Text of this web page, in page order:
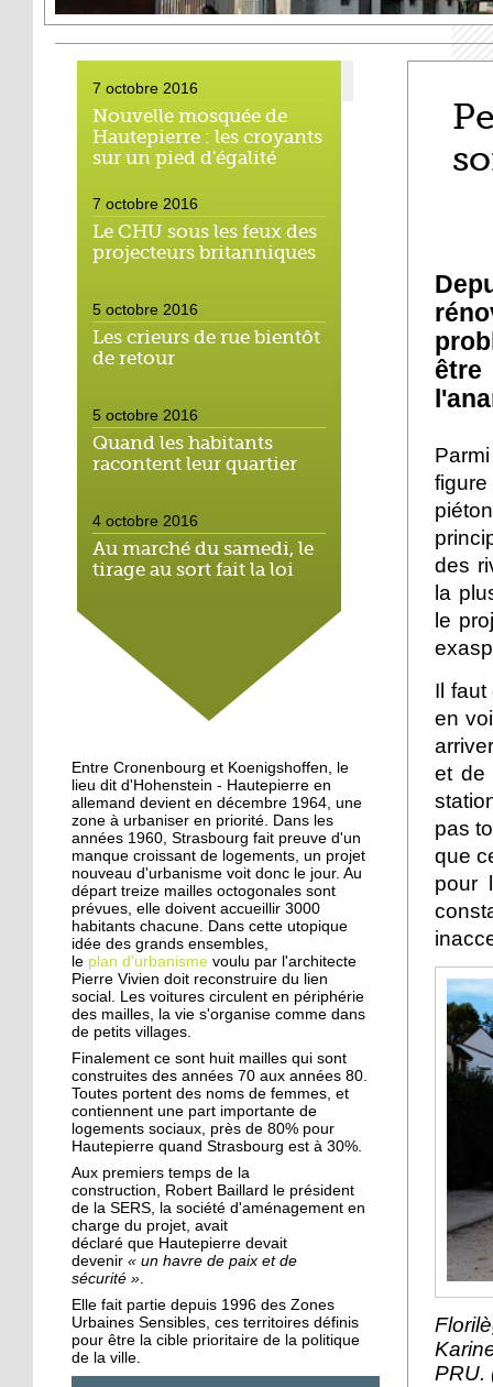
7 octobre 2016
Nouvelle mosquée de
Hautepierre : les croyants
sur un pied d'égalité
7 octobre 2016
Le CHU sous les feux des
projecteurs britanniques
5 octobre 2016
Les crieurs de rue bientôt
de retour
5 octobre 2016
Quand les habitants
racontent leur quartier
4 octobre 2016
Au marché du samedi, le
tirage au sort fait la loi
4 octobre 2016
Hautepierre: paysage
sonore
Hautepierre au cœur d'un
jeu vidéo
29 septembre 2016
Les jeunes de Hautepierre
au micro de Radio caddie
25 septembre 2015
La rentrée virevoletante
des Migrateurs
25 septembre 2015
L'utopie en sons
24 septembre 2015
La pépinière fait germer
les talents de
Hautepierre... et d'ailleurs
24 septembre 2015
Horizome s'enracine
doucement dans le
quartier
Entre Cronenbourg et Koenigshoffen, le
lieu dit d'Hohenstein - Hautepierre en
allemand devient en décembre 1964, une
zone à urbaniser en priorité. Dans les
années 1960, Strasbourg fait preuve d'un
manque croissant de logements, un projet
nouveau d'urbanisme voit donc le jour. Au
départ treize mailles octogonales sont
prévues, elle doivent accueillir 3000
habitants chacune. Dans cette utopique
idée des grands ensembles,
le plan d'urbanisme voulu par l'architecte
Pierre Vivien doit reconstruire du lien
social. Les voitures circulent en périphérie
des mailles, la vie s'organise comme dans
de petits villages.
Finalement ce sont huit mailles qui sont
construites des années 70 aux années 80.
Toutes portent des noms de femmes, et
contiennent une part importante de
logements sociaux, près de 80% pour
Hautepierre quand Strasbourg est à 30%.
Aux premiers temps de la
construction, Robert Baillard le président
de la SERS, la société d'aménagement en
charge du projet, avait
déclaré que Hautepierre devait
devenir « un havre de paix et de
sécurité »
Elle fait partie depuis 1996 des Zones
Urbaines Sensibles, ces territoires définis
pour être la cible prioritaire de la politique
de la ville.
être
figure
des
la
le
Il faut
en
et de
pas
que
pour
PRU.